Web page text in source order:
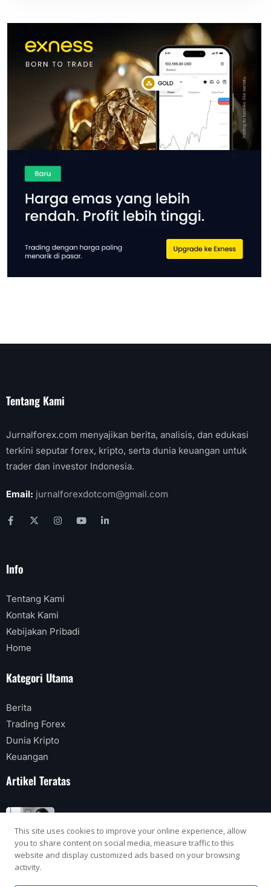
Tentang Kami
Jurnalforex.com menyajikan berita, analisis, dan edukasi
terkini seputar forex, kripto, serta dunia keuangan untuk
trader dan investor Indonesia.
Email: jurnalforexdotcom@gmail.com
Info
Tentang Kami
Kontak Kami
Kebijakan Pribadi
Home
Kategori Utama
Berita
Trading Forex
Dunia Kripto
Keuangan
Artikel Teratas
2 Agustus 2026
Bagaimana Status Legalitas Crypto Futures
This site uses cookies to improve your online experience, allow
you to share content on social media, measure traffic to this
website and display customized ads based on your browsing
activity.